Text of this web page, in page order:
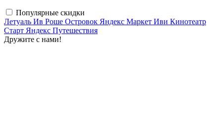
Популярные скидки
Летуаль Ив Роше Островок Яндекс Маркет Иви Кинотеатр
Старт Яндекс Путешествия
Дружите с нами!